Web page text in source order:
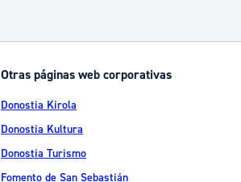
Otras páginas web corporativas
Donostia Kirola
Donostia Kultura
Donostia Turismo
Fomento de San Sebastián